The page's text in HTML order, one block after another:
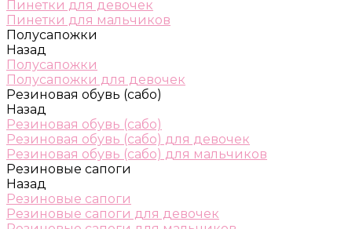
Пинетки для девочек
Пинетки для мальчиков
Полусапожки
Назад
Полусапожки
Полусапожки для девочек
Резиновая обувь (сабо)
Назад
Резиновая обувь (сабо)
Резиновая обувь (сабо) для девочек
Резиновая обувь (сабо) для мальчиков
Резиновые сапоги
Назад
Резиновые сапоги
Резиновые сапоги для девочек